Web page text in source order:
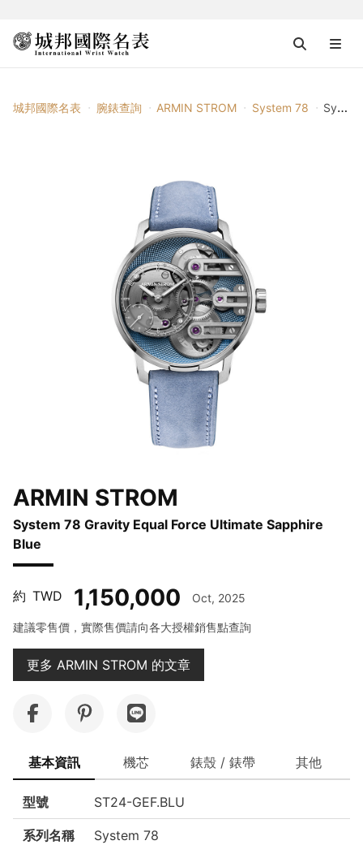
城邦國際名表 腕錶查詢 ARMIN STROM System 78 System 78 Gravity Equal Force Ultimate Sapphire Blue
ARMIN STROM
System 78 Gravity Equal Force Ultimate Sapphire
Blue
約 TWD 1,150,000 Oct, 2025
建議零售價，實際售價請向各大授權銷售點查詢
更多 ARMIN STROM 的文章
基本資訊 機芯 錶殼 / 錶帶 其他
型號 ST24-GEF.BLU
系列名稱 System 78